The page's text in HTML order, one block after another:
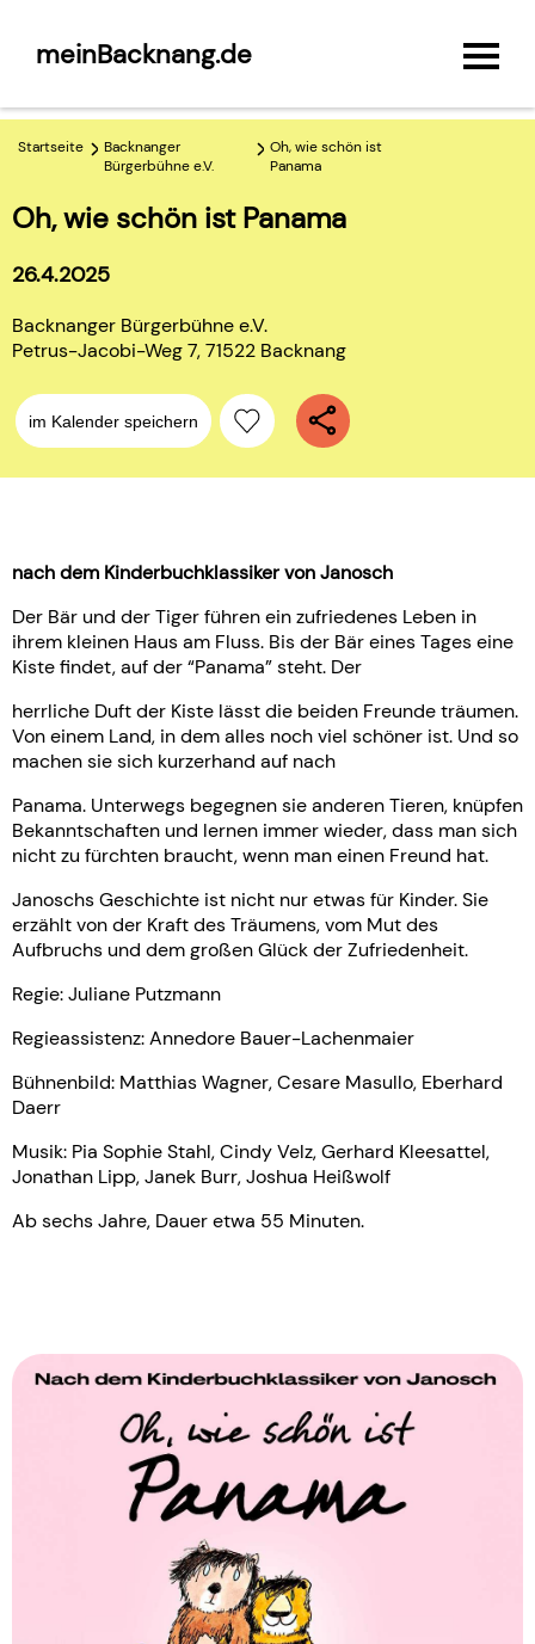
meinBacknang.de
Startseite
Backnanger
Bürgerbühne e.V.
Oh, wie schön ist
Panama
Oh, wie schön ist Panama
26.4.2025
Backnanger Bürgerbühne e.V.
Petrus-Jacobi-Weg 7, 71522 Backnang
im Kalender speichern
nach dem Kinderbuchklassiker von Janosch
Der Bär und der Tiger führen ein zufriedenes Leben in
ihrem kleinen Haus am Fluss. Bis der Bär eines Tages eine
Kiste findet, auf der “Panama” steht. Der
herrliche Duft der Kiste lässt die beiden Freunde träumen.
Von einem Land, in dem alles noch viel schöner ist. Und so
machen sie sich kurzerhand auf nach
Panama. Unterwegs begegnen sie anderen Tieren, knüpfen
Bekanntschaften und lernen immer wieder, dass man sich
nicht zu fürchten braucht, wenn man einen Freund hat.
Janoschs Geschichte ist nicht nur etwas für Kinder. Sie
erzählt von der Kraft des Träumens, vom Mut des
Aufbruchs und dem großen Glück der Zufriedenheit.
Regie: Juliane Putzmann
Regieassistenz: Annedore Bauer-Lachenmaier
Bühnenbild: Matthias Wagner, Cesare Masullo, Eberhard
Daerr
Musik: Pia Sophie Stahl, Cindy Velz, Gerhard Kleesattel,
Jonathan Lipp, Janek Burr, Joshua Heißwolf
Ab sechs Jahre, Dauer etwa 55 Minuten.